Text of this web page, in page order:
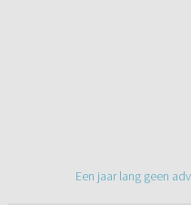
Een jaar lang geen